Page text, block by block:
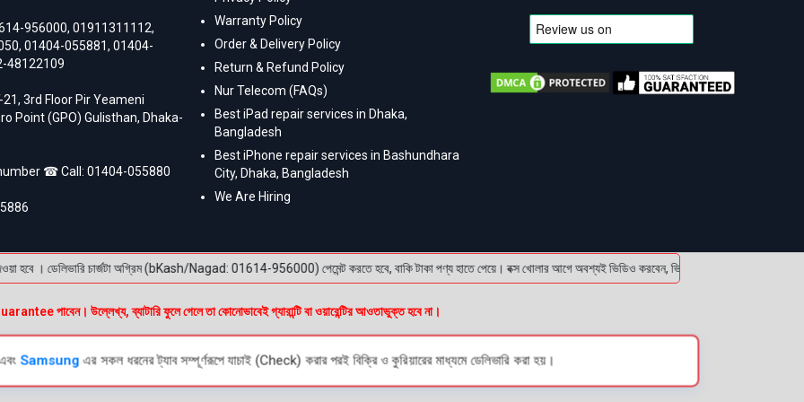
956000,01911311112,
,01404-055881,01404-
48122109
21, 3rd Floor Pir Yeameni
Point (GPO) Gulisthan, Dhaka-
☎ Call:01404-055880
Warranty Policy
Order & Delivery Policy
Return & Refund Policy
Nur Telecom (FAQs)
Best iPad repair services in Dhaka,
Bangladesh
Best iPhone repair services in Bashundhara
City, Dhaka, Bangladesh
We Are Hiring
হবে । ডেলিভারি চার্জটা অগ্রিম (bKash/Nagad: 01614-956000) পেমেন্ট করতে হবে, বাকি টাকা পণ্য হাতে পেয়ে। বক্স খোলার আগে অবশ্যই ভিডিও করবেন, ভিডিও ছাড়া কোন প্রোডাক্ট
পাবেন। উল্লেখ্য, ব্যাটারি ফুলে গেলে তা কোনোভাবেই গ্যারান্টি বা ওয়ারেন্টির আওতাভুক্ত হবে না।
Samsung এর সকল ধরনের ট্যাব সম্পূর্ণরূপে যাচাই (Check) করার পরই বিক্রি ও কুরিয়ারের মাধ্যমে ডেলিভারি করা হয়।